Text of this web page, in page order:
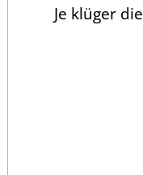
Je klüger